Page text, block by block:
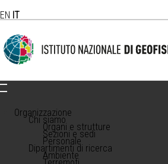
EN IT
Organizzazione
Chi siamo
Organi e strutture
Sezioni e sedi
Personale
Dipartimenti di ricerca
Ambiente